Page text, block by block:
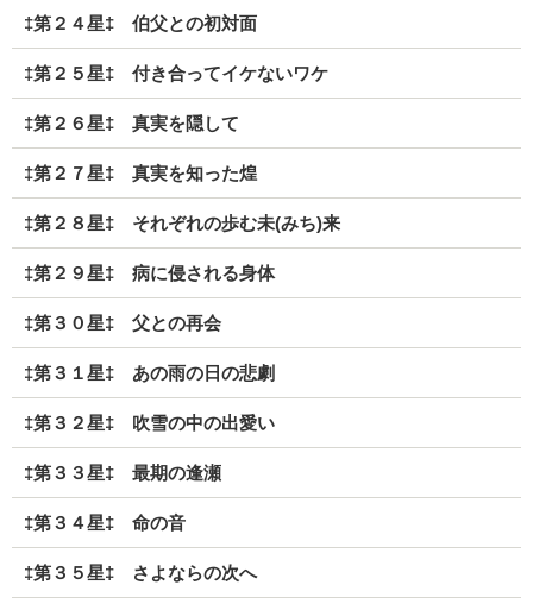
‡第２４星‡ 伯父との初対面
‡第２５星‡ 付き合ってイケないワケ
‡第２６星‡ 真実を隠して
‡第２７星‡ 真実を知った煌
‡第２８星‡ それぞれの歩む未(みち)来
‡第２９星‡ 病に侵される身体
‡第３０星‡ 父との再会
‡第３１星‡ あの雨の日の悲劇
‡第３２星‡ 吹雪の中の出愛い
‡第３３星‡ 最期の逢瀬
‡第３４星‡ 命の音
‡第３５星‡ さよならの次へ